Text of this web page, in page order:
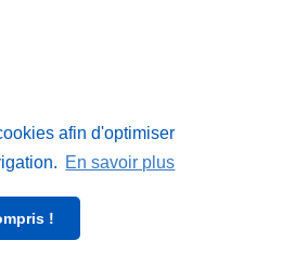
afin d'optimiser
En savoir plus
!